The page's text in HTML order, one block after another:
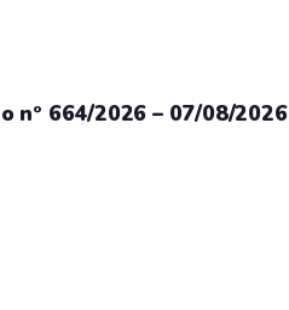
nº 664/2026 – 07/08/2026